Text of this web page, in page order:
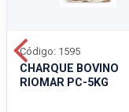
CHARQUE BOVINO
RIOMAR PC-5KG
Código: 1595